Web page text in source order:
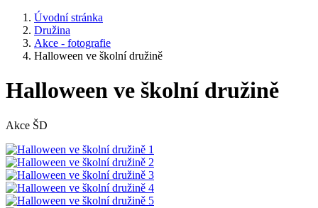
Úvodní stránka
Družina
Akce - fotografie
Halloween ve školní družině
Halloween ve školní družině
Akce ŠD